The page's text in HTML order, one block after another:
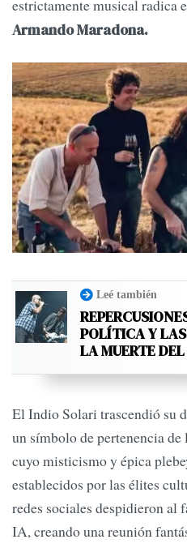
estrictamente musical radica
Armando Maradona.
Leé también
POLÍTICA Y
LA MUERTE
El Indio Solari trascendió su
un símbolo de pertenencia de
cuyo misticismo y épica
establecidos por las élites
redes sociales despidieron
IA, creando una reunión